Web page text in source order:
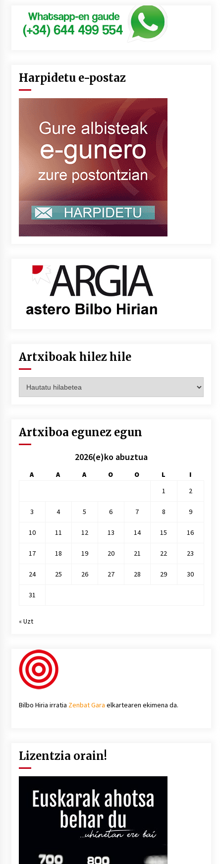
Harpidetu e-postaz
Artxiboak hilez hile
hilez
Artxiboa egunez egun
2026(e)ko abuztua
A A A O O L
I
1
2
3 4 5 6 7 8 9
10 11 12 13 14 15 16
17 18 19 20 21 22 23
24 25 26 27 28 29 30
31
« Uzt
Bilbo Hiria irratia Zenbat Gara elkartearen ekimena da.
Lizentzia orain!